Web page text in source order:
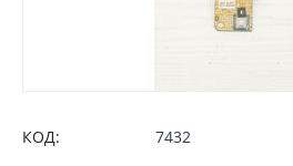
КОД: 7432